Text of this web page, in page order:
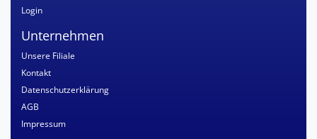
Login
Unternehmen
Unsere Filiale
Kontakt
Datenschutzerklärung
AGB
Impressum